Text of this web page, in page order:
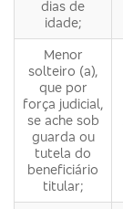
dias de
idade;
Menor
solteiro (a),
que por
força judicial,
se ache sob
guarda ou
tutela do
beneficiário
titular;